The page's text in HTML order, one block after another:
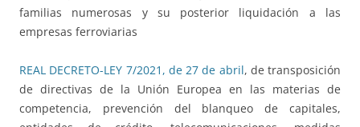
familias numerosas y su posterior liquidación a las
empresas ferroviarias
REAL DECRETO-LEY 7/2021, de 27 de abril, de transposición
de directivas de la Unión Europea en las materias de
competencia, prevención del blanqueo de capitales,